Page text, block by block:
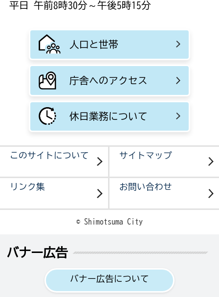
平日 午前8時30分～午後5時15分
人口と世帯
庁舎へのアクセス
休日業務について
このサイトについて サイトマップ
リンク集 お問い合わせ
© Shimotsuma City
バナー広告
バナー広告について